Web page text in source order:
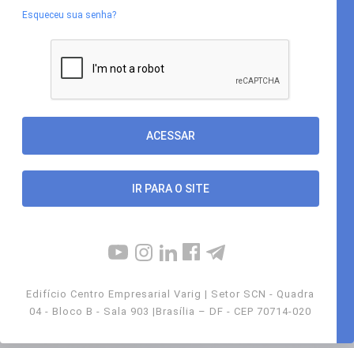
Esqueceu sua senha?
IR PARA O SITE
Edifício Centro Empresarial Varig | Setor SCN - Quadra
04 - Bloco B - Sala 903 |Brasília – DF - CEP 70714-020